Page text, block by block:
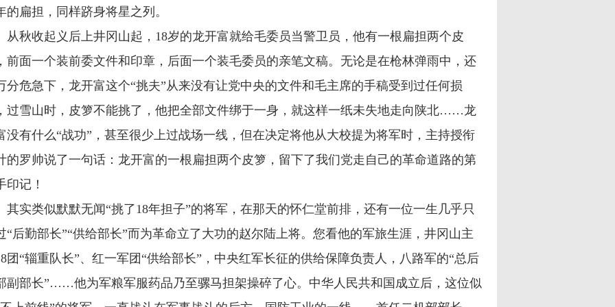
的扁担，同样跻身将星之列。
收起义后上井冈山起，18岁的龙开富就给毛委员当警卫员，他有一根扁担两个皮
前面一个装前委文件和印章，后面一个装毛委员的亲笔文稿。无论是在枪林弹雨中，还
分危急下，龙开富这个“挑夫”从来没有让党中央的文件和毛主席的手稿受到过任何损
过雪山时，皮箩不能挑了，他把全部文件绑于一身，就这样一纸未失地走向陕北……龙
没有什么“战功”，甚至很少上过战场一线，但在决定将他从大校提为将军时，主持授衔
的罗帅说了一句话：龙开富的一根扁担两个皮箩，留下了我们党走自己的革命道路的第
印记！
类似默默无闻“挑了18年担子”的将军，在那天的怀仁堂前排，还有一位一生几乎只
“后勤部长”“供给部长”而为革命立了大功的赵尔陆上将。您看他的军旅生涯，井冈山主
团“辎重队长”、红一军团“供给部长”，中央红军长征的供给保障负责人，八路军的“总后
副部长”……他为军粮军服药品乃至骡马担架操碎了心。中华人民共和国成立后，这位似